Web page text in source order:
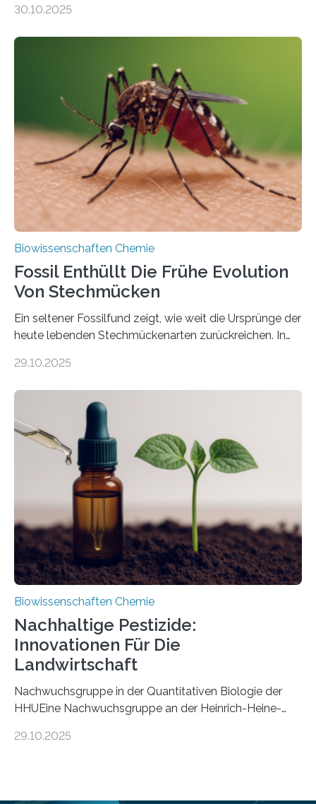
Landpflanzen zählen zu den komplexesten
Grünalgen, die vor Hunderten von Millionen Jahren
lebten. Unter den Vorfahren sticht eine Gruppe heraus,
die noch heute in der Natur vorkommt: die
Süßwasseralge Coleochaetophyceae. Einige Arten
dieser Gruppe bilden aus Zellfäden dichte Geflechte
mit scheibenförmiger Gestalt. Was auffällig ist: Die
nächsten…
30.10.2025
Biowissenschaften Chemie
Fossil Enthüllt Die Frühe Evolution
Von Stechmücken
Ein seltener Fossilfund zeigt, wie weit die Ursprünge der
heute lebenden Stechmückenarten zurückreichen. In
Forschende die bisher älteste bekannte Stechmücken-
Region Kachin in Myanmar und hat sich in
ausgezeichnetem Zustand erhalten. Es konnte als neue
Art einer neuen Gattung beschrieben werden und trägt
nun den Namen Cretosabethes primaevus. Dieser erste
fossile Nachweis einer Stechmückenlarve in Bernstein
stellt gleichzeitig den ersten Fossilfund einer
Mückenlarve aus dem Mesozoikum dar, denn…
29.10.2025
Biowissenschaften Chemie
Nachhaltige Pestizide:
Innovationen Für Die
Landwirtschaft
Nachwuchsgruppe in der Quantitativen Biologie der
HHUEine Nachwuchsgruppe an der Heinrich-Heine-
fünf Jahren erforschen, wie Bakterien auf
29.10.2025